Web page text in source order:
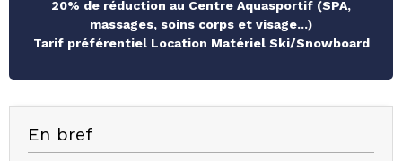
20% de réduction au Centre Aquasportif (SPA,
massages, soins corps et visage...)
Tarif préférentiel Location Matériel Ski/Snowboard
En bref